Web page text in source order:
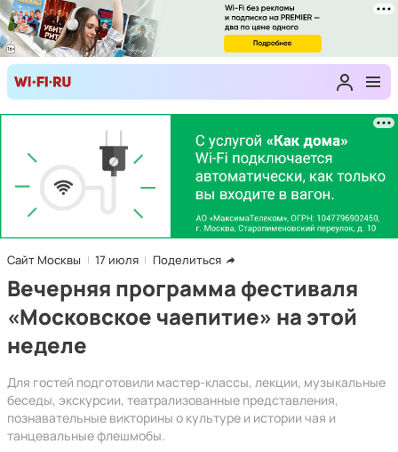
Сайт Москвы 17 июля Поделиться
Вечерняя программа фестиваля
«Московское чаепитие» на этой
неделе
Для гостей подготовили мастер-классы, лекции, музыкальные
беседы, экскурсии, театрализованные представления,
познавательные викторины о культуре и истории чая и
танцевальные флешмобы.